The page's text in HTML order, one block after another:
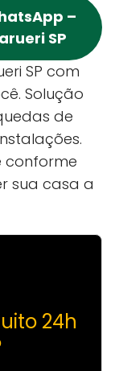
–
SP
SP com
Solução
de
conforme
sua casa a
24h